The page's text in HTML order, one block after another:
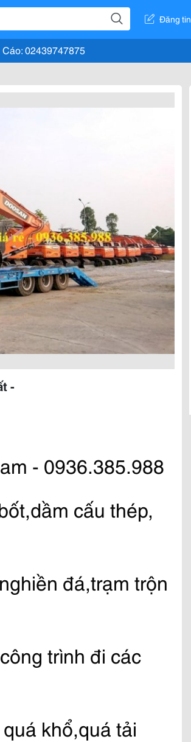
Đăng tin
02439747875
-
- 0936.385.988
cấu thép,
đá,trạm trộn
trình đi các
khổ,quá tải